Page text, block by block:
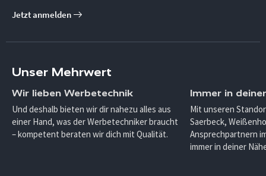
Jetzt anmelden
Unser Mehrwert
Wir lieben Werbetechnik
Und deshalb bieten wir dir nahezu alles aus
einer Hand, was der Werbetechniker braucht
– kompetent beraten wir dich mit Qualität.
Immer in
Mit unseren
Saerbeck,
Ansprechpartnern
immer in deiner